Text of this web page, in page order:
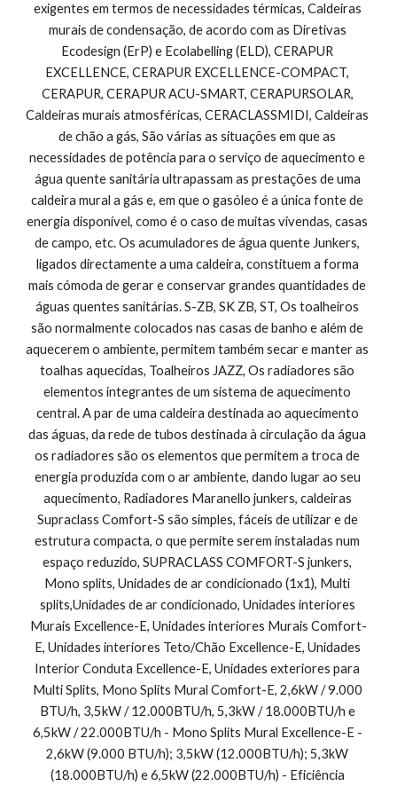
exigentes em termos de necessidades térmicas, Caldeiras
murais de condensação, de acordo com as Diretivas
Ecodesign (ErP) e Ecolabelling (ELD), CERAPUR
EXCELLENCE, CERAPUR EXCELLENCE-COMPACT,
CERAPUR, CERAPUR ACU-SMART, CERAPURSOLAR,
Caldeiras murais atmosféricas, CERACLASSMIDI, Caldeiras
de chão a gás, São várias as situações em que as
necessidades de potência para o serviço de aquecimento e
água quente sanitária ultrapassam as prestações de uma
caldeira mural a gás e, em que o gasóleo é a única fonte de
energia disponível, como é o caso de muitas vivendas, casas
de campo, etc. Os acumuladores de água quente Junkers,
ligados directamente a uma caldeira, constituem a forma
mais cómoda de gerar e conservar grandes quantidades de
águas quentes sanitárias. S-ZB, SK ZB, ST, Os toalheiros
são normalmente colocados nas casas de banho e além de
aquecerem o ambiente, permitem também secar e manter as
toalhas aquecidas, Toalheiros JAZZ, Os radiadores são
elementos integrantes de um sistema de aquecimento
central. A par de uma caldeira destinada ao aquecimento
das águas, da rede de tubos destinada à circulação da água
os radiadores são os elementos que permitem a troca de
energia produzida com o ar ambiente, dando lugar ao seu
aquecimento, Radiadores Maranello junkers, caldeiras
Supraclass Comfort-S são simples, fáceis de utilizar e de
estrutura compacta, o que permite serem instaladas num
espaço reduzido, SUPRACLASS COMFORT-S junkers,
Mono splits, Unidades de ar condicionado (1x1), Multi
splits,Unidades de ar condicionado, Unidades interiores
Murais Excellence-E, Unidades interiores Murais Comfort-
E, Unidades interiores Teto/Chão Excellence-E, Unidades
Interior Conduta Excellence-E, Unidades exteriores para
Multi Splits, Mono Splits Mural Comfort-E, 2,6kW / 9.000
BTU/h, 3,5kW / 12.000BTU/h, 5,3kW / 18.000BTU/h e
6,5kW / 22.000BTU/h - Mono Splits Mural Excellence-E -
2,6kW (9.000 BTU/h); 3,5kW (12.000BTU/h); 5,3kW
(18.000BTU/h) e 6,5kW (22.000BTU/h) - Eficiência